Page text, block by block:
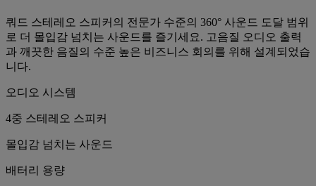
쿼드 스테레오 스피커의 전문가 수준의 360° 사운드 도달 범위
로 더 몰입감 넘치는 사운드를 즐기세요. 고음질 오디오 출력
과 깨끗한 음질의 수준 높은 비즈니스 회의를 위해 설계되었습
니다.
오디오 시스템
4중 스테레오 스피커
몰입감 넘치는 사운드
배터리 용량